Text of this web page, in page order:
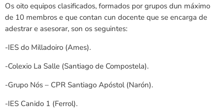
Os oito equipos clasificados, formados por grupos dun máximo
de 10 membros e que contan cun docente que se encarga de
adestrar e asesorar, son os seguintes:
-IES do Milladoiro (Ames).
-Colexio La Salle (Santiago de Compostela).
-Grupo Nós – CPR Santiago Apóstol (Narón).
-IES Canido 1 (Ferrol).